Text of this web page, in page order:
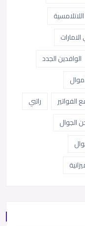
الوافدين الجدد
الفواتير
راتبي
الجوال